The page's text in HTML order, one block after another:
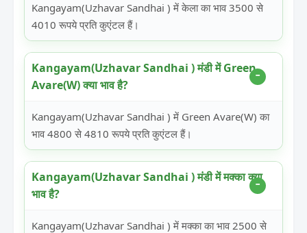
Kangayam(Uzhavar Sandhai ) में केला का भाव 3500 से
4010 रूपये प्रति कुएंटल हैं।
Kangayam(Uzhavar Sandhai ) मंडी में Green
Avare(W) क्या भाव है?
Kangayam(Uzhavar Sandhai ) में Green Avare(W) का
भाव 4800 से 4810 रूपये प्रति कुएंटल हैं।
Kangayam(Uzhavar Sandhai ) मंडी में मक्का क्या
भाव है?
Kangayam(Uzhavar Sandhai ) में मक्का का भाव 2500 से